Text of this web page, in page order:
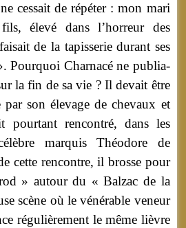
cessait de répéter : mon mari
élevé dans l’horreur des
de la tapisserie durant ses
Pourquoi Charnacé ne publia-
la fin de sa vie ? Il devait être
son élevage de chevaux et
pourtant rencontré, dans les
marquis Théodore de
cette rencontre, il brosse pour
» autour du « Balzac de la
scène où le vénérable veneur
régulièrement le même lièvre